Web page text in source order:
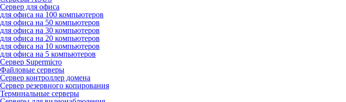
Сервер для офиса
для офиса на 100 компьютеров
для офиса на 50 компьютеров
для офиса на 30 компьютеров
для офиса на 20 компьютеров
для офиса на 10 компьютеров
для офиса на 5 компьютеров
Сервер Supermicro
Файловые серверы
Сервер контроллер домена
Сервер резервного копирования
Терминальные серверы